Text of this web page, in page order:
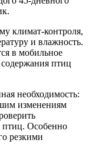
климат-контроля,
и влажность.
в мобильное
птиц
необходимость:
изменениям
птиц. Особенно
резкими